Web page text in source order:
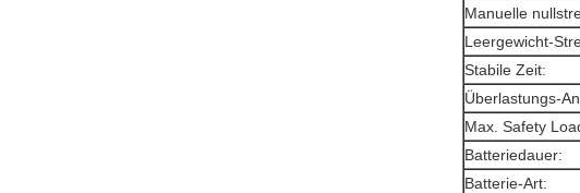
Manuelle
Leergewicht-
Stabile Zeit:
Überlastungs-
Max. Safety
Batteriedauer:
Batterie-Art: